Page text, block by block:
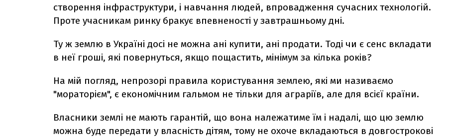
створення інфраструктури, і навчання людей, впровадження сучасних технологій.
Проте учасникам ринку бракує впевненості у завтрашньому дні.
Ту ж землю в Україні досі не можна ані купити, ані продати. Тоді чи є сенс вкладати
в неї гроші, які повернуться, якщо пощастить, мінімум за кілька років?
На мій погляд, непрозорі правила користування землею, які ми називаємо
"мораторієм", є економічним гальмом не тільки для аграріїв, але для всієї країни.
Власники землі не мають гарантій, що вона належатиме їм і надалі, що цю землю
можна буде передати у власність дітям, тому не охоче вкладаються в довгострокові